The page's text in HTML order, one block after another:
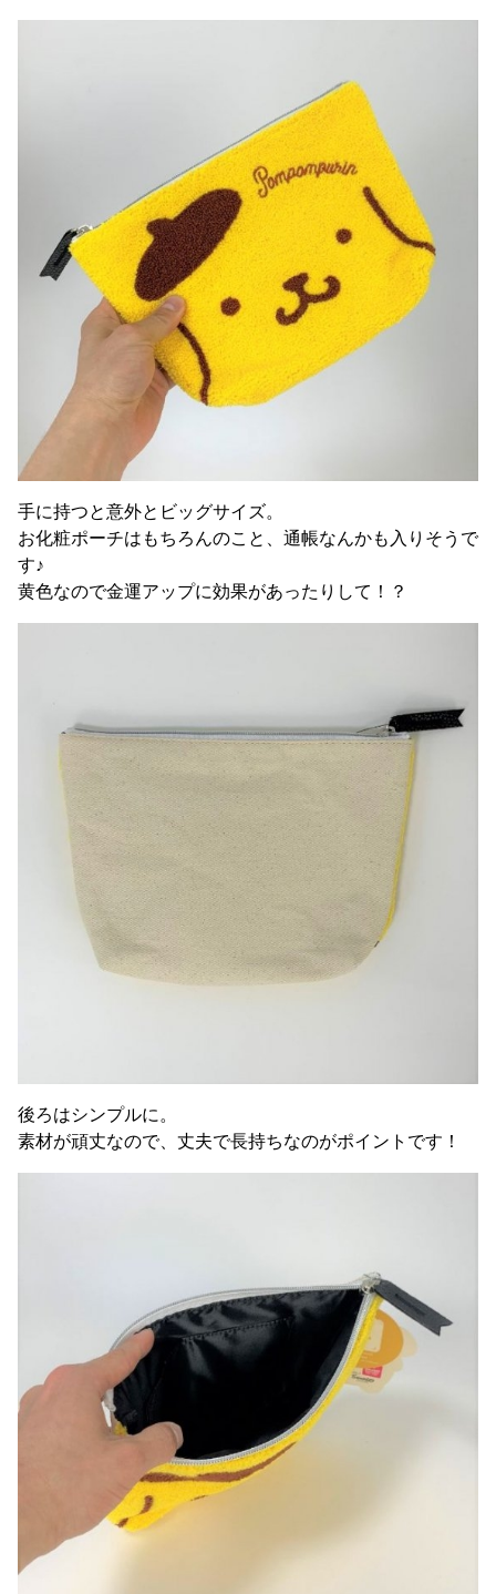
手に持つと意外とビッグサイズ。
お化粧ポーチはもちろんのこと、通帳なんかも入りそうで
す♪
黄色なので金運アップに効果があったりして！？
後ろはシンプルに。
素材が頑丈なので、丈夫で長持ちなのがポイントです！